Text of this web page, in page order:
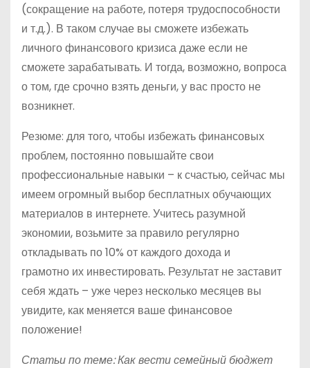
(сокращение на работе, потеря трудоспособности
и т.д.). В таком случае вы сможете избежать
личного финансового кризиса даже если не
сможете зарабатывать. И тогда, возможно, вопроса
о том, где срочно взять деньги, у вас просто не
возникнет.
Резюме: для того, чтобы избежать финансовых
проблем, постоянно повышайте свои
профессиональные навыки – к счастью, сейчас мы
имеем огромный выбор бесплатных обучающих
материалов в интернете. Учитесь разумной
экономии, возьмите за правило регулярно
откладывать по 10% от каждого дохода и
грамотно их инвестировать. Результат не заставит
себя ждать – уже через несколько месяцев вы
увидите, как меняется ваше финансовое
положение!
Статьи по теме: Как вести семейный бюджет